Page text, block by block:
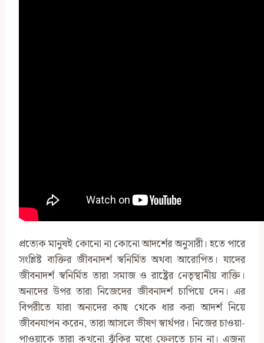
প্রত্যেক মানুষই কোনো না কোনো আদর্শের অনুসারী। হতে পারে
সংশ্লিষ্ট ব্যক্তির জীবনাদর্শ স্বনির্মিত অথবা আরোপিত। যাদের
জীবনাদর্শ স্বনির্মিত তারা সমাজ ও রাষ্ট্রের নেতৃস্থানীয় ব্যক্তি।
অন্যদের উপর তারা নিজেদের জীবনাদর্শ চাপিয়ে দেন। এর
বিপরীতে যারা অন্যদের কাছ থেকে ধার করা আদর্শ নিয়ে
জীবনযাপন করেন, তারা আসলে ভীষণ স্বার্থপর। নিজের চাওয়া-
পাওয়াকে তারা কখনো ঝুঁকির মধ্যে ফেলতে চান না। এজন্য